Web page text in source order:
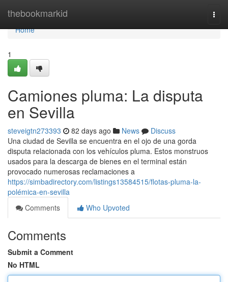
thebookmarkid
Home
Home
1
Camiones pluma: La disputa
en Sevilla
steveigtn273393 82 days ago News
Discuss
Una ciudad de Sevilla se encuentra en el ojo de una gorda
disputa relacionada con los vehículos pluma. Estos monstruos
usados para la descarga de bienes en el terminal están
provocado numerosas reclamaciones a
https://simbadirectory.com/listings13584515/flotas-pluma-la-
polémica-en-sevilla
Comments
Who Upvoted
Comments
Submit a Comment
No HTML